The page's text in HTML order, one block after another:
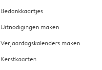
Bedankkaartjes
Uitnodigingen maken
Verjaardagskalenders maken
Kerstkaarten